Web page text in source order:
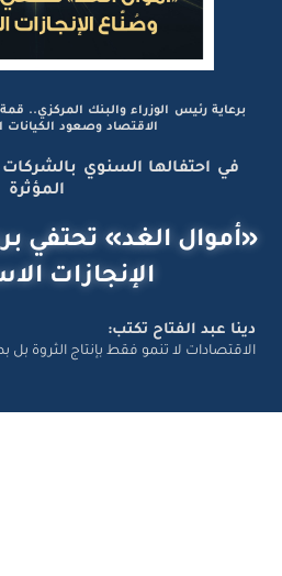
برعاية رئيس الوزراء والبنك المركزي..
الاقتصاد وصعود الكيانات
في احتفالها السنوي
المؤثرة
«أموال الغد» تحتفي
الإنجازات
دينا عبد الفتاح تكتب:
الاقتصادات لا تنمو فقط بإنتاج الثروة بل